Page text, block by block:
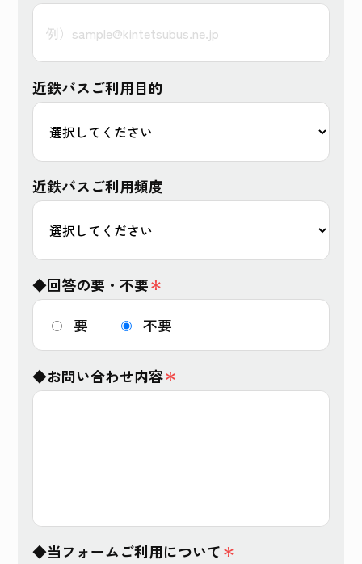
近鉄バスご利用目的
近鉄バスご利用頻度
◆回答の要・不要＊
要
不要
◆お問い合わせ内容＊
◆当フォームご利用について＊